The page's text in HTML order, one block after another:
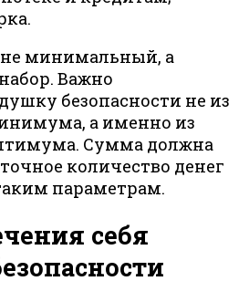
минимальный, а
Важно
безопасности не из
а именно из
Сумма должна
количество денег
параметрам.
себя